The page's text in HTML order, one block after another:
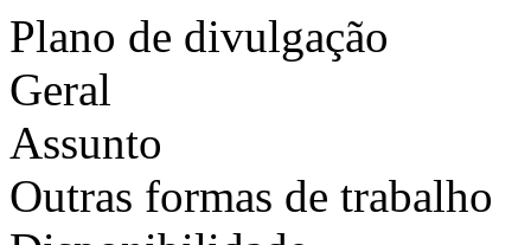
Plano de divulgação
Geral
Assunto
Outras formas de trabalho